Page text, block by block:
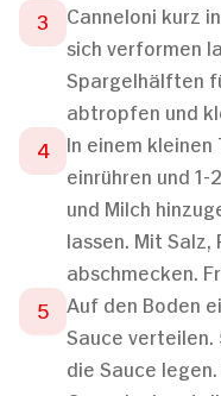
Canneloni kurz
sich verformen
Spargelhälften
abtropfen und
In einem kleinen
einrühren und 1-
und Milch
lassen. Mit
abschmecken.
Auf den Boden
Sauce
die Sauce